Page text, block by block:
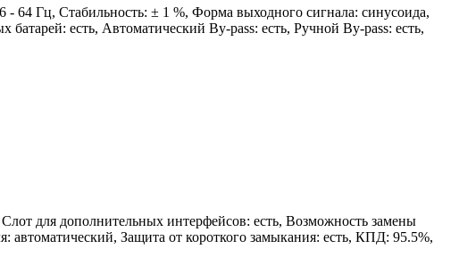
64 Гц, Стабильность: ± 1 %, Форма выходного сигнала: синусоида,
есть, Автоматический By-pass: есть, Ручной By-pass: есть,
для дополнительных интерфейсов: есть, Возможность замены
автоматический, Защита от короткого замыкания: есть, КПД: 95.5%,